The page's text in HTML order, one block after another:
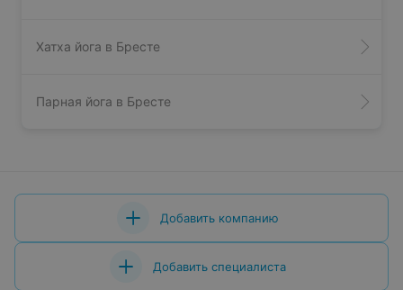
Хатха йога в Бресте
Парная йога в Бресте
Добавить компанию
Добавить специалиста